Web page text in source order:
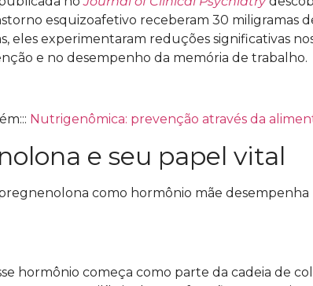
esquizoafetivo receberam 30
eles experimentaram reduções significativas
e no desempenho da memória de trabalho.
Nutrigenômica: prevenção através da
e seu papel vital
pregnenolona como hormônio mãe
hormônio começa como parte da cadeia de